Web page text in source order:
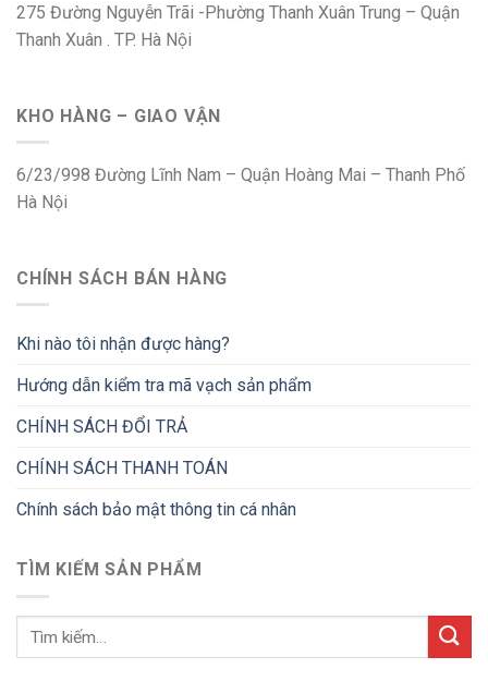
275 Đường Nguyễn Trãi -Phường Thanh Xuân Trung – Quận
Thanh Xuân . TP. Hà Nội
KHO HÀNG – GIAO VẬN
6/23/998 Đường Lĩnh Nam – Quận Hoàng Mai – Thanh Phố
Hà Nội
CHÍNH SÁCH BÁN HÀNG
Khi nào tôi nhận được hàng?
Hướng dẫn kiểm tra mã vạch sản phẩm
CHÍNH SÁCH ĐỔI TRẢ
CHÍNH SÁCH THANH TOÁN
Chính sách bảo mật thông tin cá nhân
TÌM KIẾM SẢN PHẨM